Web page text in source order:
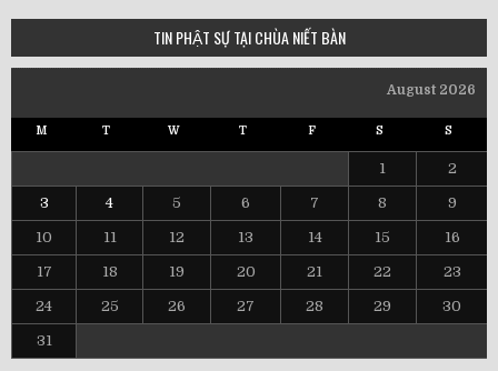
TIN PHẬT SỰ TẠI CHÙA NIẾT BÀN
August 2026
M T W T F S S
1 2
3 4 5 6 7 8 9
10 11 12 13 14 15 16
17 18 19 20 21 22 23
24 25 26 27 28 29 30
31